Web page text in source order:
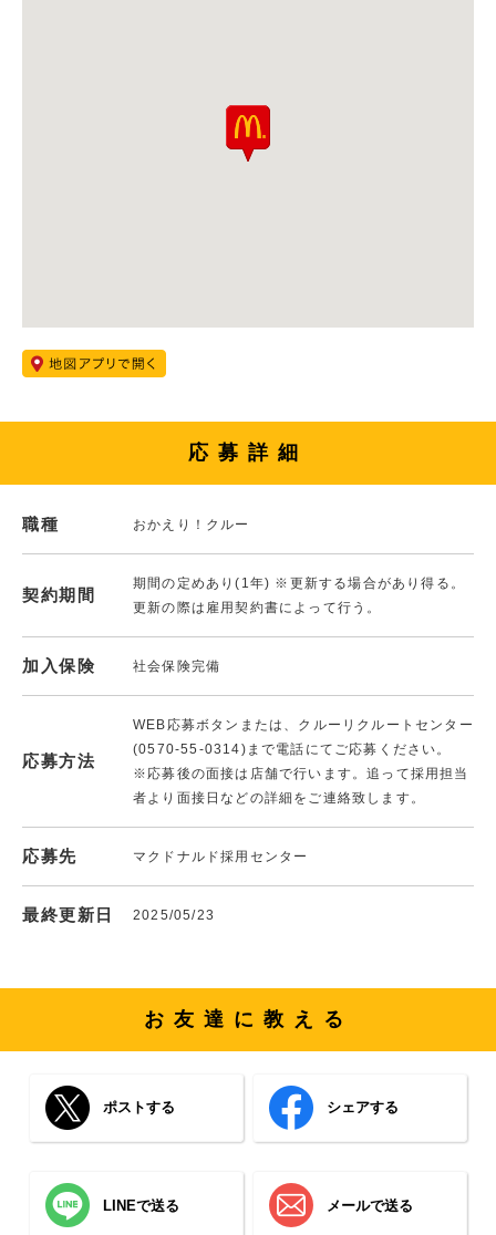
応募詳細
職種 おかえり！クルー
契約期間
期間の定めあり(1年) ※更新する場合があり得る。
更新の際は雇用契約書によって行う。
加入保険 社会保険完備
応募方法
WEB応募ボタンまたは、クルーリクルートセンター
(0570-55-0314)まで電話にてご応募ください。
※応募後の面接は店舗で行います。追って採用担当
者より面接日などの詳細をご連絡致します。
応募先 マクドナルド採用センター
最終更新日 2025/05/23
お友達に教える
ポストする シェアする
LINEで送る メールで送る